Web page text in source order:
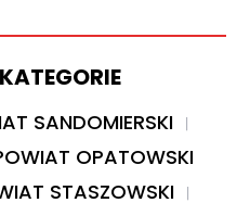
SANDOMIERSKI
OPATOWSKI
STASZOWSKI